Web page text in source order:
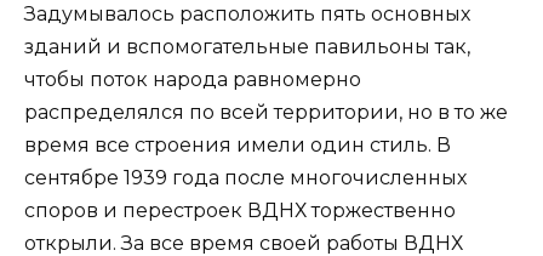
Задумывалось расположить пять основных
зданий и вспомогательные павильоны так,
чтобы поток народа равномерно
распределялся по всей территории, но в то же
время все строения имели один стиль. В
сентябре 1939 года после многочисленных
споров и перестроек ВДНХ торжественно
открыли. За все время своей работы ВДНХ